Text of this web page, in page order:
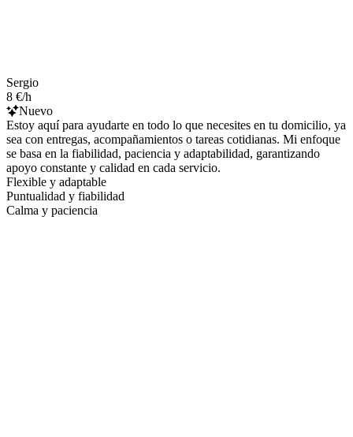
Sergio
8 €/h
Nuevo
Estoy aquí para ayudarte en todo lo que necesites en tu domicilio, ya
sea con entregas, acompañamientos o tareas cotidianas. Mi enfoque
se basa en la fiabilidad, paciencia y adaptabilidad, garantizando
apoyo constante y calidad en cada servicio.
Flexible y adaptable
Puntualidad y fiabilidad
Calma y paciencia